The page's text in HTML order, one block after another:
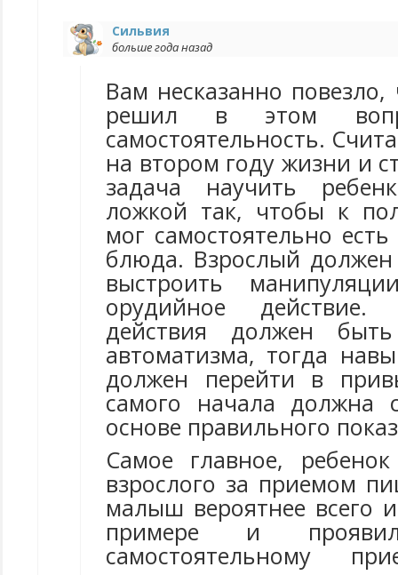
Сильвия
больше года назад
Вам несказанно
решил в этом
самостоятельность.
на втором году жизни и
задача научить
ложкой так, чтобы к
мог самостоятельно
блюда. Взрослый
выстроить
орудийное действие.
действия должен
автоматизма, тогда
должен перейти в
самого начала должна
основе правильного
Самое главное,
взрослого за приемом
малыш вероятнее всего
примере и
самостоятельному